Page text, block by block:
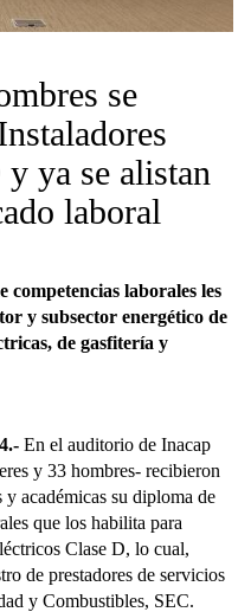
se
ya se alistan
laboral
competencias laborales les
y subsector energético de
de gasfitería y
En el auditorio de Inacap
y 33 hombres- recibieron
y académicas su diploma de
que los habilita para
Clase D, lo cual,
de prestadores de servicios
y Combustibles, SEC.